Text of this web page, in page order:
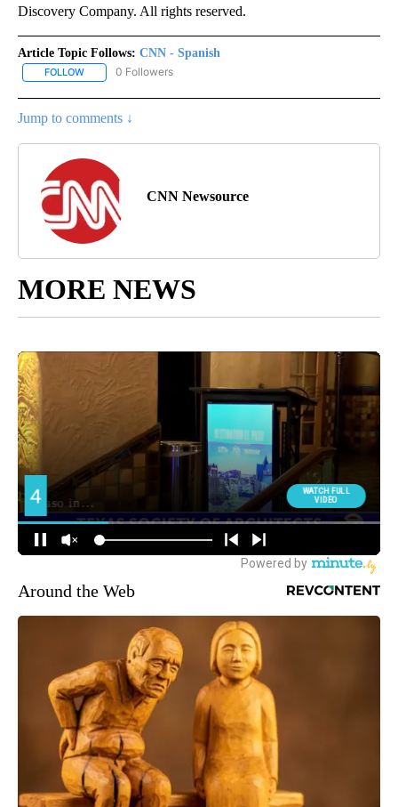
Discovery Company. All rights reserved.
Article Topic Follows: CNN - Spanish
FOLLOW FOLLOW "CNN - SPANISH" TO RECEIVE NOTIFICATIONS ABOUT
0 Followers
Jump to comments ↓
CNN Newsource
MORE NEWS
Around the Web